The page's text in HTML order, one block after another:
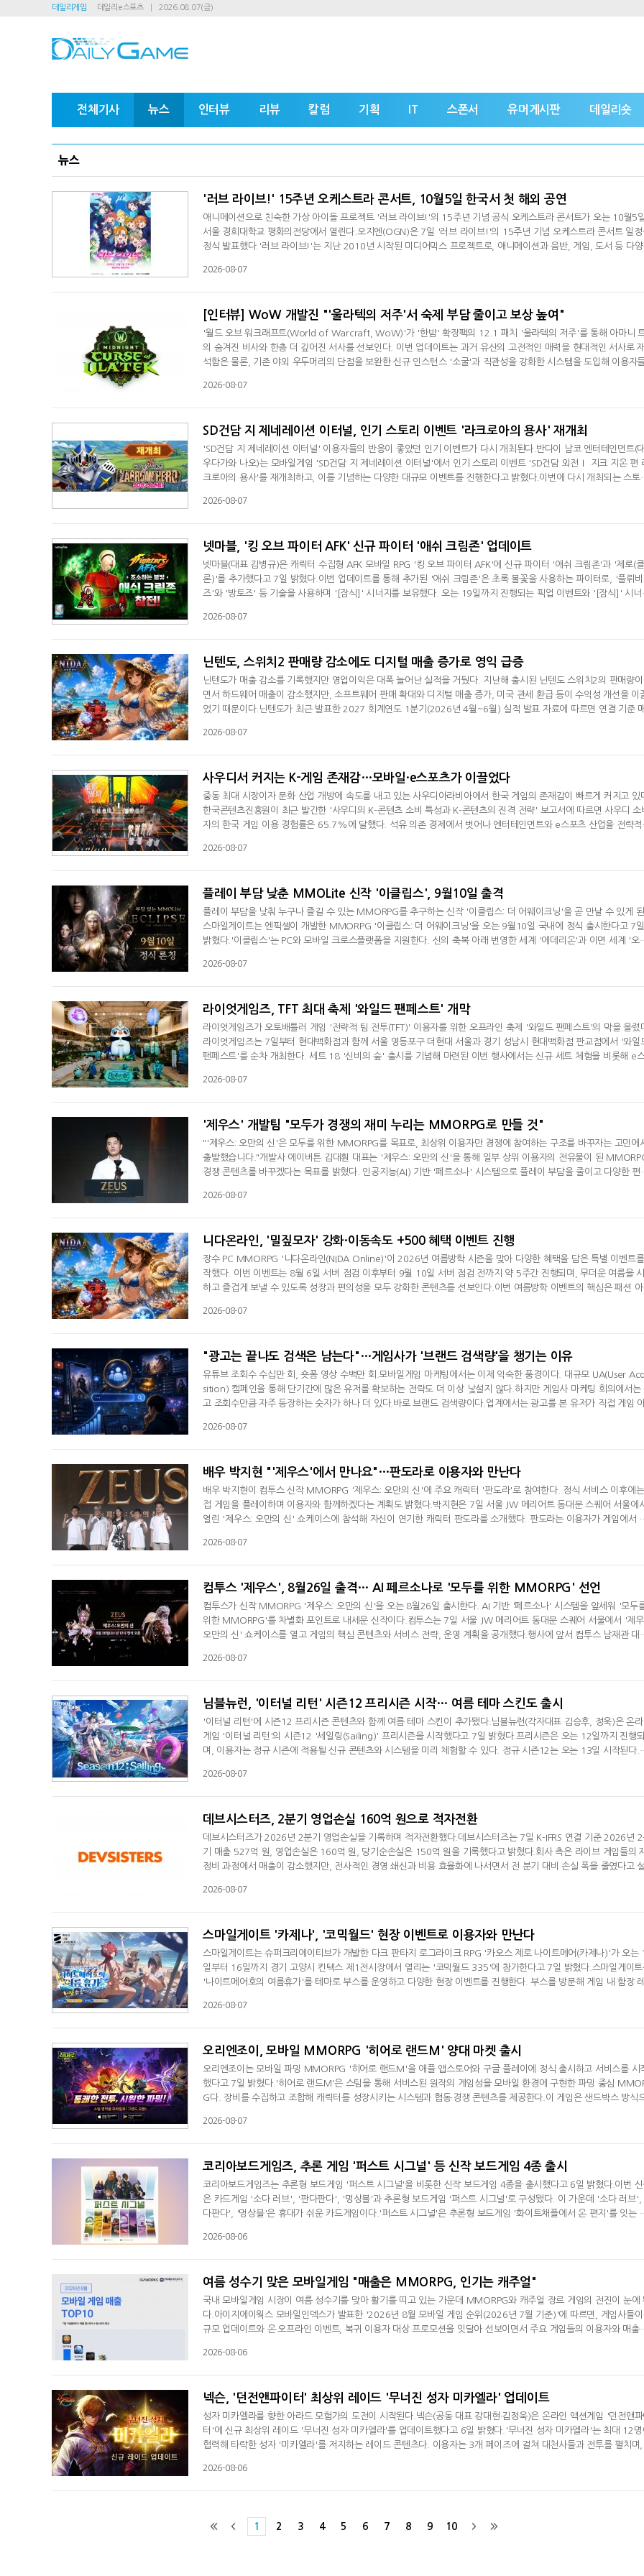
데일리게임 데일리e스포츠 2026.08.07(금)
전체기사 뉴스 인터뷰 리뷰 칼럼 기획 IT 스폰서 유머게시판 데일리숏
뉴스
'러브 라이브!' 15주년 오케스트라 콘서트, 10월5일 한국서 첫 해외 공연
애니메이션으로 친숙한 가상 아이돌 프로젝트 '러브 라이브!'의 15주년 기념 공식 오케스트라 콘서트가 오는 10월5일
서울 경희대학교 평화의전당에서 열린다.오지엔(OGN)은 7일 '러브 라이브!'의 15주년 기념 오케스트라 콘서트 일정
정식 발표했다.'러브 라이브!'는 지난 2010년 시작된 미디어믹스 프로젝트로, 애니메이션과 음반, 게임, 도서 등 다양
르는 프로젝트로 출발했으며 첫 콘텐츠도 애니메이션 PV가 수록된 음반 '우리의 LIVE 너와의 LIFE'였다.이후 잡지 연재
2026-08-07
[인터뷰] WoW 개발진 "'울라텍의 저주'서 숙제 부담 줄이고 보상 높여"
'월드 오브 워크래프트(World of Warcraft, WoW)'가 '한밤' 확장팩의 12.1 패치 '울라텍의 저주'를 통해 아마니
의 숨겨진 비사와 한층 더 깊어진 서사를 선보인다. 이번 업데이트는 과거 유산의 고전적인 매력을 현대적인 서사로
석함은 물론, 기존 야외 우두머리의 단점을 보완한 신규 인스턴스 '소굴'과 직관성을 강화한 시스템을 도입해 이용자
데이트 내용을 공개하는 인터뷰를 진행했다. 총 2부로 진행된 이날 행사에서는 폴 쿠빗(Paul Kubit) 어소시에이트 게
2026-08-07
SD건담 지 제네레이션 이터널, 인기 스토리 이벤트 '라크로아의 용사' 재개최
'SD건담 지 제네레이션 이터널' 이용자들의 반응이 좋았던 인기 이벤트가 다시 개최된다.반다이 남코 엔터테인먼트(
우다가와 나오)는 모바일게임 'SD건담 지 제네레이션 이터널'에서 인기 스토리 이벤트 'SD건담 외전Ⅰ 지크 지온 편
크로아의 용사'를 재개최하고, 이를 기념하는 다양한 대규모 이벤트를 진행한다고 밝혔다.이번에 다시 개최되는 스토
별 시나리오다. 이벤트 내 보스 배틀을 클리어하면 카드다스를 뽑을 수 있는 '카드다스 코인'을 획득할 수 있으며, 수집
2026-08-07
넷마블, '킹 오브 파이터 AFK' 신규 파이터 '애쉬 크림존' 업데이트
넷마블(대표 김병규)은 캐릭터 수집형 AFK 모바일 RPG '킹 오브 파이터 AFK'에 신규 파이터 '애쉬 크림존'과 '제로(클
론)'를 추가했다고 7일 밝혔다.이번 업데이트를 통해 추가된 '애쉬 크림존'은 초록 불꽃을 사용하는 파이터로, '플뤼
즈'와 '방토즈' 등 기술을 사용하며 '[잠식]' 시너지를 보유했다. 오는 19일까지 진행되는 픽업 이벤트와 '[잠식]' 시너
갖춘 캐릭터로, '백라멸정'과 '참풍연파 상패' 등의 기술을 사용할 수 있다. 프리미엄 소환과 리그전 상점을 통해 획득
2026-08-07
닌텐도, 스위치2 판매량 감소에도 디지털 매출 증가로 영익 급증
닌텐도가 매출 감소를 기록했지만 영업이익은 대폭 늘어난 실적을 거뒀다. 지난해 출시된 닌텐도 스위치2의 판매량
면서 하드웨어 매출이 감소했지만, 소프트웨어 판매 확대와 디지털 매출 증가, 미국 관세 환급 등이 수익성 개선을 이
었기 때문이다.닌텐도가 최근 발표한 2027 회계연도 1분기(2026년 4월~6월) 실적 발표 자료에 따르면 연결 기준
원)으로 전년동기대비 150.5% 증가했다.영업이익률도 크게 개선됐다. 지난해 1분기 9.9%였던 영업이익률은 이번
2026-08-07
사우디서 커지는 K-게임 존재감…모바일·e스포츠가 이끌었다
중동 최대 시장이자 문화 산업 개방에 속도를 내고 있는 사우디아라비아에서 한국 게임의 존재감이 빠르게 커지고 있
한국콘텐츠진흥원이 최근 발간한 '사우디의 K-콘텐츠 소비 특성과 K-콘텐츠의 진격 전략' 보고서에 따르면 사우디 소
자의 한국 게임 이용 경험률은 65.7%에 달했다. 석유 의존 경제에서 벗어나 엔터테인먼트와 e스포츠 산업을 전략적
디지털 콘텐츠 시장의 주요 콘텐츠로 자리매김하고 있다는 분석이다.보고서는 사우디에서 한국 게임이 다른 한류 콘텐
2026-08-07
플레이 부담 낮춘 MMOLite 신작 '이클립스', 9월10일 출격
플레이 부담을 낮춰 누구나 즐길 수 있는 MMORPG를 추구하는 신작 '이클립스: 더 어웨이크닝'을 곧 만날 수 있게 된
스마일게이트는 엔픽셀이 개발한 MMORPG '이클립스: 더 어웨이크닝'을 오는 9월10일 국내에 정식 출시한다고 7일
밝혔다.'이클립스'는 PC와 모바일 크로스플랫폼을 지원한다. 신의 축복 아래 번영한 세계 '에데리온'과 이면 세계 '오
낮춘 'MMOLite'를 지향한다.게임에는 시간 기반 성장 콘텐츠 '성소'와 무기 선택 및 스킬 융합 시스템, 선택형 PvP 등
2026-08-07
라이엇게임즈, TFT 최대 축제 '와일드 팬페스트' 개막
라이엇게임즈가 오토배틀러 게임 '전략적 팀 전투(TFT)' 이용자를 위한 오프라인 축제 '와일드 팬페스트'의 막을 올렸
라이엇게임즈는 7일부터 현대백화점과 함께 서울 영등포구 더현대 서울과 경기 성남시 현대백화점 판교점에서 '와일
팬페스트'를 순차 개최한다. 세트 18 '신비의 숲' 출시를 기념해 마련된 이번 행사에서는 신규 세트 체험을 비롯해 e
접 체험할 수 있는 공간을 비롯해 팬아트 갤러리와 아티스트 앨리, 라이엇 스토어, 리프트바운드 전시존 등으로 꾸며졌
2026-08-07
'제우스' 개발팀 "모두가 경쟁의 재미 누리는 MMORPG로 만들 것"
"'제우스: 오만의 신'은 모두를 위한 MMORPG를 목표로, 최상위 이용자만 경쟁에 참여하는 구조를 바꾸자는 고민에
출발했습니다."개발사 에이버튼 김대훤 대표는 '제우스: 오만의 신'을 통해 일부 상위 이용자의 전유물이 된
경쟁 콘텐츠를 바꾸겠다는 목표를 밝혔다. 인공지능(AI) 기반 '페르소나' 시스템으로 플레이 부담을 줄이고 다양한 편
하는 기능이 대표적인 사례다.7일 컴투스와 에이버튼은 서울 JW 메리어트 동대문 스퀘어 서울에서 '제우스: 오만의 신'
2026-08-07
니다온라인, '밀짚모자' 강화·이동속도 +500 혜택 이벤트 진행
장수 PC MMORPG '니다온라인(NIDA Online)'이 2026년 여름방학 시즌을 맞아 다양한 혜택을 담은 특별 이벤트를
작했다. 이번 이벤트는 8월 6일 서버 점검 이후부터 9월 10일 서버 점검 전까지 약 5주간 진행되며, 무더운 여름을 시
하고 즐겁게 보낼 수 있도록 성장과 편의성을 모두 강화한 콘텐츠를 선보인다.이번 여름방학 이벤트의 핵심은 패션 아
자의 공격력을 강화할 수 있다.강화는 각 마을의 장인 NPC를 통해 진행되며, 기본 성공 확률은 50%다. 강화에 성공하
2026-08-07
"광고는 끝나도 검색은 남는다"…게임사가 '브랜드 검색량'을 챙기는 이유
유튜브 조회수 수십만 회, 숏폼 영상 수백만 회.모바일게임 마케팅에서는 이제 익숙한 풍경이다. 대규모 UA(User
sition) 캠페인을 통해 단기간에 많은 유저를 확보하는 전략도 더 이상 낯설지 않다.하지만 게임사 마케팅 회의에서는
고 조회수만큼 자주 등장하는 숫자가 하나 더 있다.바로 브랜드 검색량이다.업계에서는 광고를 본 유저가 직접 게임
다.마케팅 업계에서는 이를 '검색 의도(Search Intent)'로 부른다.광고를 보고 넘기는 것과 직접 게임명을 입력해 정보
2026-08-07
배우 박지현 "'제우스'에서 만나요"…판도라로 이용자와 만난다
배우 박지현이 컴투스 신작 MMORPG '제우스: 오만의 신'에 주요 캐릭터 '판도라'로 참여한다. 정식 서비스 이후에
접 게임을 플레이하며 이용자와 함께하겠다는 계획도 밝혔다.박지현은 7일 서울 JW 메리어트 동대문 스퀘어 서울에
열린 '제우스: 오만의 신' 쇼케이스에 참석해 자신이 연기한 캐릭터 판도라를 소개했다. 판도라는 이용자가 게임에서
자가 게임에 처음 들어오면 가장 먼저 인사를 건네는 캐릭터가 판도라"라며 "첫 만남을 조금 더 특별하고 반갑게 맞이
2026-08-07
컴투스 '제우스', 8월26일 출격… AI 페르소나로 '모두를 위한 MMORPG' 선언
컴투스가 신작 MMORPG '제우스: 오만의 신'을 오는 8월26일 출시한다. AI 기반 '페르소나' 시스템을 앞세워 '모두
위한 MMORPG'를 차별화 포인트로 내세운 신작이다.컴투스는 7일 서울 JW 메리어트 동대문 스퀘어 서울에서 '제
오만의 신' 쇼케이스를 열고 게임의 핵심 콘텐츠와 서비스 전략, 운영 계획을 공개했다.행사에 앞서 컴투스 남재관 대
게임 본질에 집중했으며, 서비스와 운영을 통해 이용자에게 만족스러운 경험을 제공하겠다"라고 밝혔다.게임 소개를 맡
2026-08-07
님블뉴런, '이터널 리턴' 시즌12 프리시즌 시작… 여름 테마 스킨도 출시
'이터널 리턴'에 시즌12 프리시즌 콘텐츠와 함께 여름 테마 스킨이 추가됐다.님블뉴런(각자대표 김승후, 정욱)은 온라
게임 '이터널 리턴'의 시즌12 '세일링(Sailing)' 프리시즌을 시작했다고 7일 밝혔다.프리시즌은 오는 12일까지 진행되
며, 이용자는 정규 시즌에 적용될 신규 콘텐츠와 시스템을 미리 체험할 수 있다. 정규 시즌12는 오는 13일 시작된다.
있는 시즌팩도 함께 출시됐다. 시즌팩에는 특별판 영웅 등급 스킨 '벽파참랑 슈린'을 비롯해 스킨 6종과 캐릭터 2종, '
2026-08-07
데브시스터즈, 2분기 영업손실 160억 원으로 적자전환
데브시스터즈가 2026년 2분기 영업손실을 기록하며 적자전환했다.데브시스터즈는 7일 K-IFRS 연결 기준 2026년 2
기 매출 527억 원, 영업손실은 160억 원, 당기순손실은 150억 원을 기록했다고 밝혔다.회사 측은 라이브 게임들의
정비 과정에서 매출이 감소했지만, 전사적인 경영 쇄신과 비용 효율화에 나서면서 전 분기 대비 손실 폭을 줄였다고
고정비 관리와 비용 통제를 통해 수익성이 개선될 것이라고 덧붙였다.하반기에는 '쿠키런 클래식'과 신작 '쿠키런: 크럼
2026-08-07
스마일게이트 '카제나', '코믹월드' 현장 이벤트로 이용자와 만난다
스마일게이트는 슈퍼크리에이티브가 개발한 다크 판타지 로그라이크 RPG '카오스 제로 나이트메어(카제나)'가 오는
일부터 16일까지 경기 고양시 킨텍스 제1전시장에서 열리는 '코믹월드 335'에 참가한다고 7일 밝혔다.스마일게이트
'나이트메어호의 여름휴가'를 테마로 부스를 운영하고 다양한 현장 이벤트를 진행한다. 부스를 방문해 게임 내 함장
괴 타임'에는 특별 제작한 음료도 추가 지급한다.현장에는 총 7명의 코스튬플레이 모델이 게임 캐릭터로 등장하는 포토
2026-08-07
오리엔조이, 모바일 MMORPG '히어로 랜드M' 양대 마켓 출시
오리엔조이는 모바일 파밍 MMORPG '히어로 랜드M'을 애플 앱스토어와 구글 플레이에 정식 출시하고 서비스를 시
했다고 7일 밝혔다.'히어로 랜드M'은 스팀을 통해 서비스된 원작의 게임성을 모바일 환경에 구현한 파밍 중심
G다. 장비를 수집하고 조합해 캐릭터를 성장시키는 시스템과 협동·경쟁 콘텐츠를 제공한다.이 게임은 샌드박스 방식
을 수 있으며, 던전 완료 시 확정 보상도 얻을 수 있다. 전투는 하나의 영웅이 3종의 무기 스킬을 사용하는 방식으로 진
2026-08-07
코리아보드게임즈, 추론 게임 '퍼스트 시그널' 등 신작 보드게임 4종 출시
코리아보드게임즈는 추론형 보드게임 '퍼스트 시그널'을 비롯한 신작 보드게임 4종을 출시했다고 6일 밝혔다.이번 신
은 카드게임 '소다 러브', '판다판다', '멍상블'과 추론형 보드게임 '퍼스트 시그널'로 구성됐다. 이 가운데 '소다 러브',
다판다', '멍상블'은 휴대가 쉬운 카드게임이다.'퍼스트 시그널'은 추론형 보드게임 '화이트채플에서 온 편지'를 잇는
원은 탐지 범위와 포획을 활용해 외계인을 찾아야 한다. 서로 다른 능력을 지닌 12명의 요원과 12종의 기밀 파일을 통
2026-08-06
여름 성수기 맞은 모바일게임 "매출은 MMORPG, 인기는 캐주얼"
국내 모바일게임 시장이 여름 성수기를 맞아 활기를 띠고 있는 가운데 MMORPG와 캐주얼 장르 게임의 전진이 눈에
다.아이지에이웍스 모바일인덱스가 발표한 '2026년 8월 모바일 게임 순위(2026년 7월 기준)'에 따르면, 게임사들이
규모 업데이트와 온·오프라인 이벤트, 복귀 이용자 대상 프로모션을 잇달아 선보이면서 주요 게임들의 이용자와 매출
게임사들이 여름 한정 콘텐츠와 오프라인 행사 등 총력전을 펼친 라이브 서비스 전략이 타격 지점에 정확히 들어맞은
2026-08-06
넥슨, '던전앤파이터' 최상위 레이드 '무너진 성자 미카엘라' 업데이트
성자 미카엘라를 향한 아라드 모험가의 도전이 시작된다.넥슨(공동 대표 강대현·김정욱)은 온라인 액션게임 '던전앤파
터'에 신규 최상위 레이드 '무너진 성자 미카엘라'를 업데이트했다고 6일 밝혔다.'무너진 성자 미카엘라'는 최대 12명
협력해 타락한 성자 '미카엘라'를 저지하는 레이드 콘텐츠다. 이용자는 3개 페이즈에 걸쳐 대천사들과 전투를 펼치며,
를 축성 장비로 업그레이드할 수 있는 재화 '여명의 빛망울'과 신규 유일 장비 '광휘를 머금은 눈동자' 제작 재료 등 보
2026-08-06
1 2 3 4 5 6 7 8 9 10
넷마블, 2분기 매출 7492억
달리고 헌혈하고…'블루아
카카오게임즈, 내